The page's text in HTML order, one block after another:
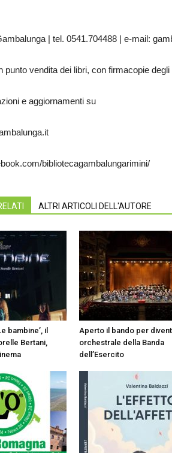
| tel. 0541.704488 | e-mail:
punto vendita dei libri, con firmacopie
e aggiornamenti su
bibliotecagambalungarimini/
ALTRI ARTICOLI DELL'AUTORE
bambine’, il
Bertani,
Aperto il bando per
orchestrale della Banda
dell’Esercito